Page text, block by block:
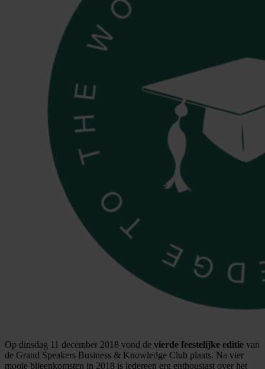
Op dinsdag 11 december 2018 vond de vierde feestelijke editie van
de Grand Speakers Business & Knowledge Club plaats. Na vier
mooie bijeenkomsten in 2018 is iedereen erg enthousiast over het